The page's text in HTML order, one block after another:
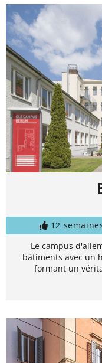
12
Le campus
bâtiments avec un
formant un